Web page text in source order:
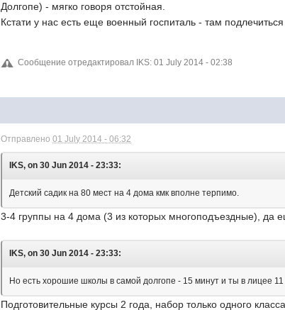
Долгопе) - мягко говоря отстойная.
Кстати у нас есть еще военный госпиталь - там
Сообщение отредактировал IKS: 01 July 2014 - 02:38
Отправлено01 July 2014 - 06:32
IKS, on 30 Jun 2014 - 23:33:
Детский садик на 80 мест на 4 дома кмк вполне терпимо.
3-4 группы на 4 дома (3 из которых многоподъездные), да
IKS, on 30 Jun 2014 - 23:33:
Но есть хорошие школы в самой долгопе - 15 минут и ты в лицее
Подготовительные курсы 2 года, набор только одного класса.